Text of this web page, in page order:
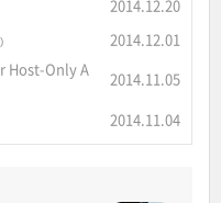
2014.12.20
2014.12.01
Host-Only A
2014.11.05
2014.11.04